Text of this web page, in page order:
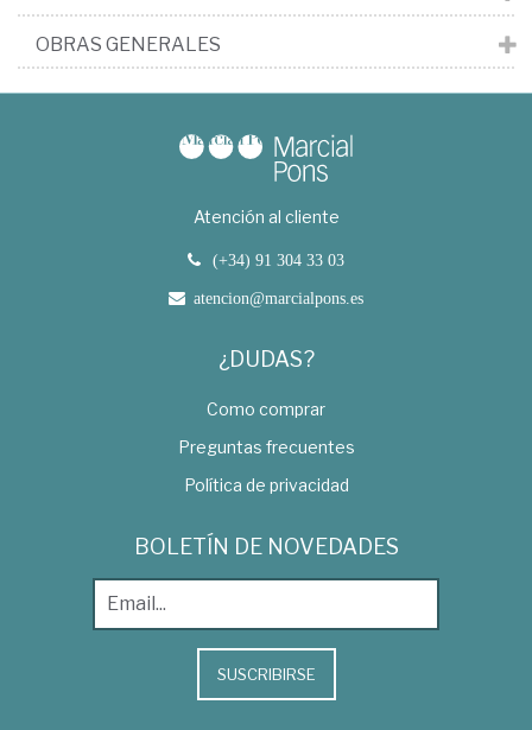
OBRAS GENERALES
Atención al cliente
(+34) 91 304 33 03
atencion@marcialpons.es
¿DUDAS?
Como comprar
Preguntas frecuentes
Política de privacidad
BOLETÍN DE NOVEDADES
SUSCRIBIRSE